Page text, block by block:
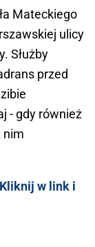
Mateckiego
ulicy
Służby
przed
- gdy również
nim
w link i